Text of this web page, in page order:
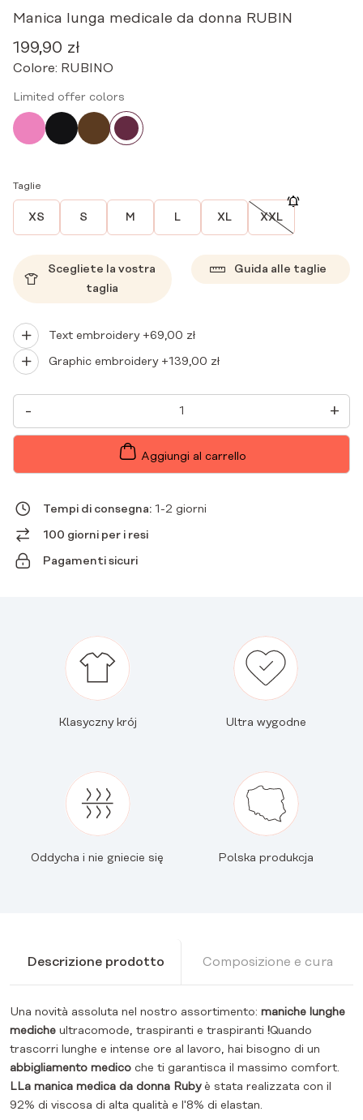
Manica lunga medicale da donna RUBIN
199,90 zł
Colore: RUBINO
Limited offer colors
Taglie
XS S M L XL XXL
Scegliete la vostra
taglia
Guida alle taglie
Text embroidery +69,00 zł
Graphic embroidery +139,00 zł
-
MANICA
LUNGA
MEDICALE
DA
+
Aggiungi al carrello
Tempi di consegna: 1-2 giorni
100 giorni per i resi
Pagamenti sicuri
Klasyczny krój Ultra wygodne
Oddycha i nie gniecie się Polska produkcja
Descrizione prodotto Composizione e cura
Una novità assoluta nel nostro assortimento: maniche lunghe
mediche ultracomode, traspiranti e traspiranti !Quando
trascorri lunghe e intense ore al lavoro, hai bisogno di un
abbigliamento medico che ti garantisca il massimo comfort.
LLa manica medica da donna Rubyè stata realizzata con il
92% di viscosa di alta qualità e l'8% di elastan.